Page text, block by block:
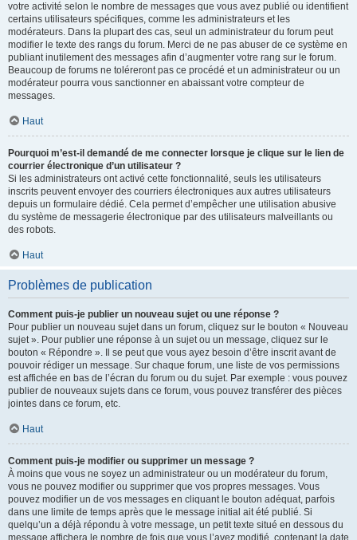
votre activité selon le nombre de messages que vous avez publié ou identifient
certains utilisateurs spécifiques, comme les administrateurs et les
modérateurs. Dans la plupart des cas, seul un administrateur du forum peut
modifier le texte des rangs du forum. Merci de ne pas abuser de ce système en
publiant inutilement des messages afin d’augmenter votre rang sur le forum.
Beaucoup de forums ne toléreront pas ce procédé et un administrateur ou un
modérateur pourra vous sanctionner en abaissant votre compteur de
messages.
Haut
Pourquoi m’est-il demandé de me connecter lorsque je clique sur le lien de
courrier électronique d’un utilisateur ?
Si les administrateurs ont activé cette fonctionnalité, seuls les utilisateurs
inscrits peuvent envoyer des courriers électroniques aux autres utilisateurs
depuis un formulaire dédié. Cela permet d’empêcher une utilisation abusive
du système de messagerie électronique par des utilisateurs malveillants ou
des robots.
Haut
Problèmes de publication
Comment puis-je publier un nouveau sujet ou une réponse ?
Pour publier un nouveau sujet dans un forum, cliquez sur le bouton « Nouveau
sujet ». Pour publier une réponse à un sujet ou un message, cliquez sur le
bouton « Répondre ». Il se peut que vous ayez besoin d’être inscrit avant de
pouvoir rédiger un message. Sur chaque forum, une liste de vos permissions
est affichée en bas de l’écran du forum ou du sujet. Par exemple : vous pouvez
publier de nouveaux sujets dans ce forum, vous pouvez transférer des pièces
jointes dans ce forum, etc.
Haut
Comment puis-je modifier ou supprimer un message ?
À moins que vous ne soyez un administrateur ou un modérateur du forum,
vous ne pouvez modifier ou supprimer que vos propres messages. Vous
pouvez modifier un de vos messages en cliquant le bouton adéquat, parfois
dans une limite de temps après que le message initial ait été publié. Si
quelqu’un a déjà répondu à votre message, un petit texte situé en dessous du
message affichera le nombre de fois que vous l’avez modifié, contenant la date